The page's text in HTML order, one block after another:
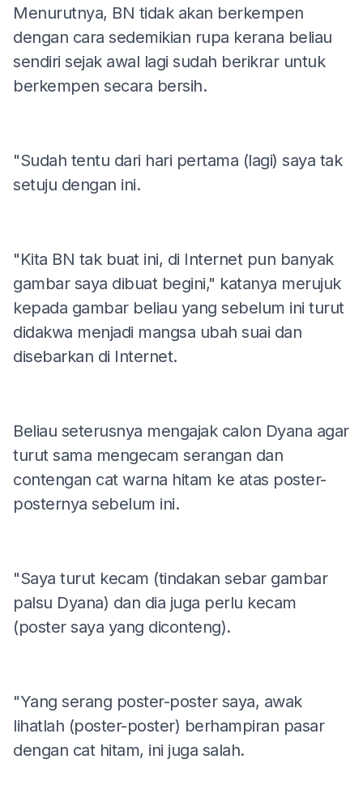
Menurutnya, BN tidak akan berkempen
dengan cara sedemikian rupa kerana beliau
sendiri sejak awal lagi sudah berikrar untuk
berkempen secara bersih.
"Sudah tentu dari hari pertama (lagi) saya tak
setuju dengan ini.
"Kita BN tak buat ini, di Internet pun banyak
gambar saya dibuat begini," katanya merujuk
kepada gambar beliau yang sebelum ini turut
didakwa menjadi mangsa ubah suai dan
disebarkan di Internet.
Beliau seterusnya mengajak calon Dyana agar
turut sama mengecam serangan dan
contengan cat warna hitam ke atas poster-
posternya sebelum ini.
"Saya turut kecam (tindakan sebar gambar
palsu Dyana) dan dia juga perlu kecam
(poster saya yang diconteng).
"Yang serang poster-poster saya, awak
lihatlah (poster-poster) berhampiran pasar
dengan cat hitam, ini juga salah.